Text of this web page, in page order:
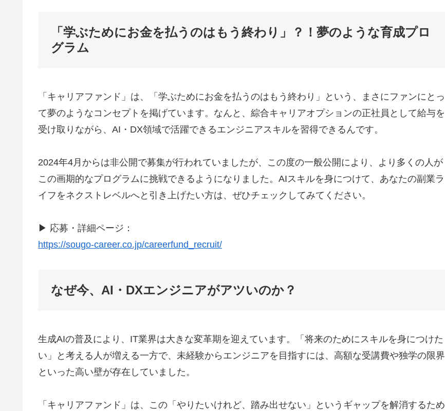
「学ぶためにお金を払うのはもう終わり」？！夢のような育成プロ
グラム
「キャリアファンド」は、「学ぶためにお金を払うのはもう終わり」という、まさにファンにとっ
て夢のようなコンセプトを掲げています。なんと、綜合キャリアオプションの正社員として給与を
受け取りながら、AI・DX領域で活躍できるエンジニアスキルを習得できるんです。
2024年4月からは非公開で募集が行われていましたが、この度の一般公開により、より多くの人が
この画期的なプログラムに挑戦できるようになりました。AIスキルを身につけて、あなたの副業ラ
イフをネクストレベルへと引き上げたい方は、ぜひチェックしてみてください。
▶ 応募・詳細ページ：
https://sougo-career.co.jp/careerfund_recruit/
なぜ今、AI・DXエンジニアがアツいのか？
生成AIの普及により、IT業界は大きな変革期を迎えています。「将来のためにスキルを身につけた
い」と考える人が増える一方で、未経験からエンジニアを目指すには、高額な受講費や独学の限界
といった高い壁が存在していました。
「キャリアファンド」は、この「やりたいけれど、踏み出せない」というギャップを解消するため